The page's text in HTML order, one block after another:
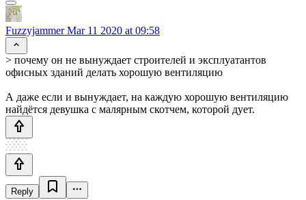
FuzzyjammerMar 11 2020 at 09:58
> почему он не вынуждает строителей и эксплуатантов
офисных зданий делать хорошую вентиляцию
А даже если и вынуждает, на каждую хорошую вентиляцию
найдётся девушка с малярным скотчем, которой дует.
Reply